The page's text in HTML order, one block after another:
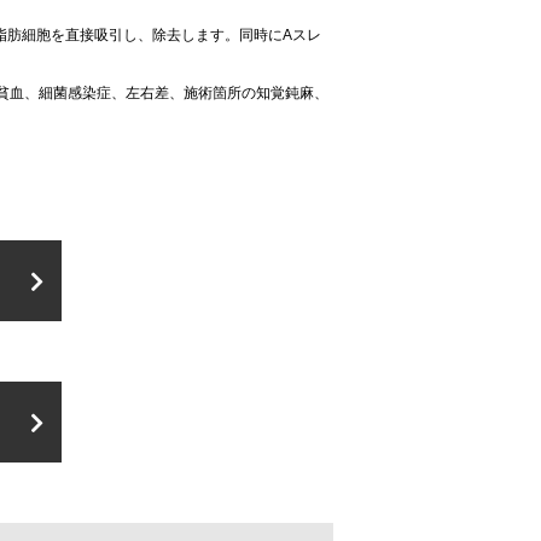
細胞を直接吸引し、除去します。同時にAスレ
、細菌感染症、左右差、施術箇所の知覚鈍麻、